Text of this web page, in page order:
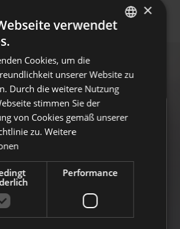
Beitritte
2026 kann Laborfonds
Beitritte von Beschäftigten aus
entgegennehmen.
hier, um mehr zu erfahren
×
verwendet
Cookies, um die
unserer Website zu
Durch die weitere Nutzung
stimmen Sie der
von Cookies gemäß unserer
zu. Weitere
Performance